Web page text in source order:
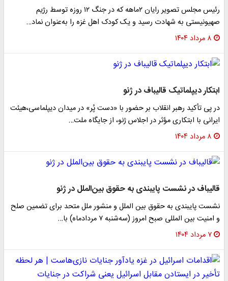
رئیس مجلس تصویر رایان ۲ماهه که در جنگ ۱۲ روزه توسط رژیم
صهیونیستی به شهادت رسید و یک کودک اهل غزه را به‌عنوان نماد…
۸ مرداد ۱۴۰۴
ابتکار دیپلماتیک قالیباف در ژنو
در پی تأکید رهبر انقلاب بر حضور با «دست پُر» در میدان دیپلماسی،هیئت
ایرانی با ابتکاری مؤثر در اجلاس ژنو، از جایگاه ملت…
۸ مرداد ۱۴۰۴
قالیباف در نشست پایبندی به حقوق بین‌الملل در ژنو
نشست پایبندی به حقوق بین الملل و منشور ملل متحد برای تضمین صلح
و امنیت بین المللی صبح امروز (سه‌شنبه ۷ مردادماه) با…
۷ مرداد ۱۴۰۴